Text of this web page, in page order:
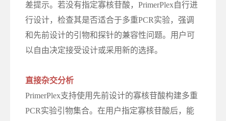
差提示。若没有指定寡核苷酸，PrimerPlex自行进
行设计，检查其是否适合于多重PCR实验，强调
和先前设计的引物和探针的兼容性问题。用户可
以自由决定接受设计或采用新的选择。
直接杂交分析
PrimerPlex支持使用先前设计的寡核苷酸构建多重
PCR实验引物集合。在用户指定寡核苷酸后，能